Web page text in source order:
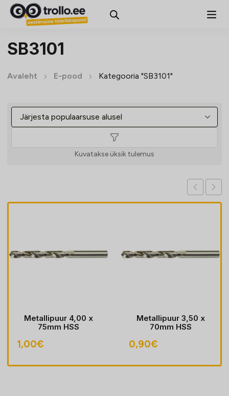
SB3101
Avaleht E-pood Kategooria "SB3101"
Kuvatakse üksik tulemus
Metallipuur 4,00 x
75mm HSS
1,00€
Metallipuur 3,50 x
70mm HSS
0,90€